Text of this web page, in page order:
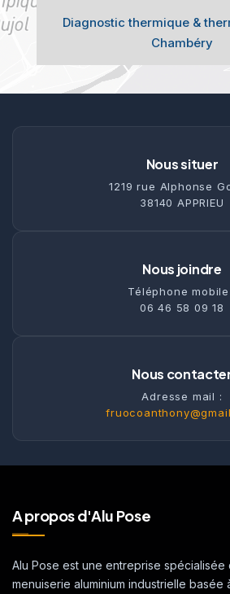
Diagnostic thermique &
Chambéry
Nous situer
1219 rue Alphonse
38140 APPRIEU
Nous joindre
Téléphone mobile
06 46 58 09 18
Nous
Adresse mail :
A propos d'Alu Pose
Alu Pose est une entreprise spécialisée
menuiserie aluminium industrielle basée